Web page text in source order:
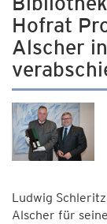
Hofrat
Alscher
Ludwig
Alscher für